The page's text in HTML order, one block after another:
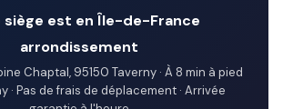
siège est en Île-de-France
arrondissement
Chaptal, 95150 Taverny · À 8 min à pied
· Pas de frais de déplacement · Arrivée